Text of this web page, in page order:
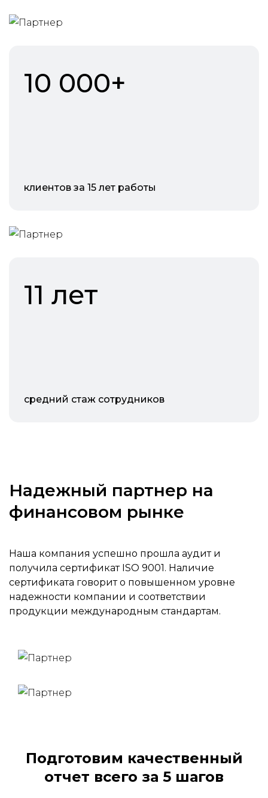
10 000+
клиентов за 15 лет работы
11 лет
средний стаж сотрудников
Надежный партнер на
финансовом рынке
Наша компания успешно прошла аудит и
получила сертификат ISO 9001. Наличие
сертификата говорит о повышенном уровне
надежности компании и соответствии
продукции международным стандартам.
Подготовим качественный
отчет всего за 5 шагов